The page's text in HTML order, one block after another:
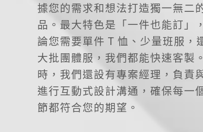
據您的需求和想法打造獨一無二
品。最大特色是「一件也能訂」
論您需要單件 T 恤、少量班服，
大批團體服，我們都能快速客製
時，我們還設有專案經理，負責
進行互動式設計溝通，確保每一
節都符合您的期望。